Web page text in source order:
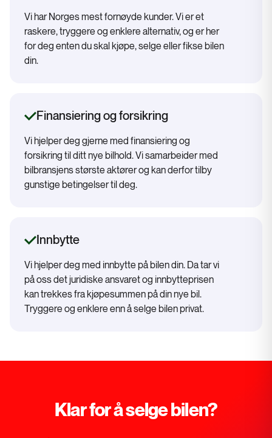
Vi har Norges mest fornøyde kunder. Vi er et
raskere, tryggere og enklere alternativ, og er her
for deg enten du skal kjøpe, selge eller fikse bilen
din.
Finansiering og forsikring
Vi hjelper deg gjerne med finansiering og
forsikring til ditt nye bilhold. Vi samarbeider med
bilbransjens største aktører og kan derfor tilby
gunstige betingelser til deg.
Innbytte
Vi hjelper deg med innbytte på bilen din. Da tar vi
på oss det juridiske ansvaret og innbytteprisen
kan trekkes fra kjøpesummen på din nye bil.
Tryggere og enklere enn å selge bilen privat.
Klar for å selge bilen?